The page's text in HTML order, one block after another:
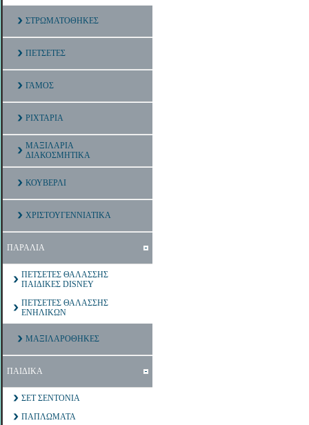
ΣΤΡΩΜΑΤΟΘΗΚΕΣ
ΠΕΤΣΕΤΕΣ
ΓΑΜΟΣ
ΡΙΧΤΑΡΙΑ
ΜΑΞΙΛΑΡΙΑ
ΔΙΑΚΟΣΜΗΤΙΚΑ
ΚΟΥΒΕΡΛΙ
ΧΡΙΣΤΟΥΓΕΝΝΙΑΤΙΚΑ
ΠΑΡΑΛΙΑ
ΠΕΤΣΕΤΕΣ ΘΑΛΑΣΣΗΣ
ΠΑΙΔΙΚΕΣ DISNEY
ΠΕΤΣΕΤΕΣ ΘΑΛΑΣΣΗΣ
ΕΝΗΛΙΚΩΝ
ΜΑΞΙΛΑΡΟΘΗΚΕΣ
ΠΑΙΔΙΚΑ
ΣΕΤ ΣΕΝΤΟΝΙΑ
ΠΑΠΛΩΜΑΤΑ